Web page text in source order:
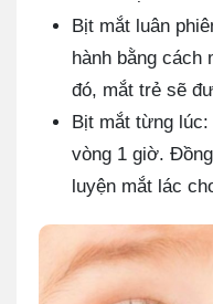
Bịt mắt luân
hành bằng cách
đó, mắt trẻ sẽ
Bịt mắt từng
vòng 1 giờ.
luyện mắt lác